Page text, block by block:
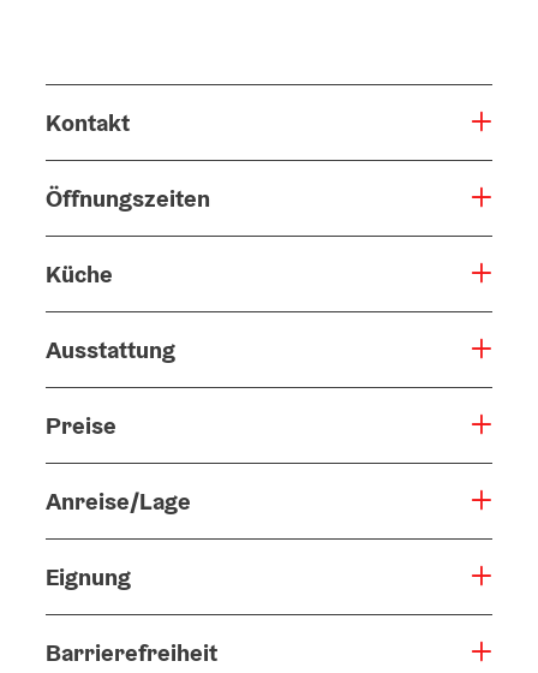
Kontakt
Öffnungszeiten
Küche
Ausstattung
Preise
Anreise/Lage
Eignung
Barrierefreiheit